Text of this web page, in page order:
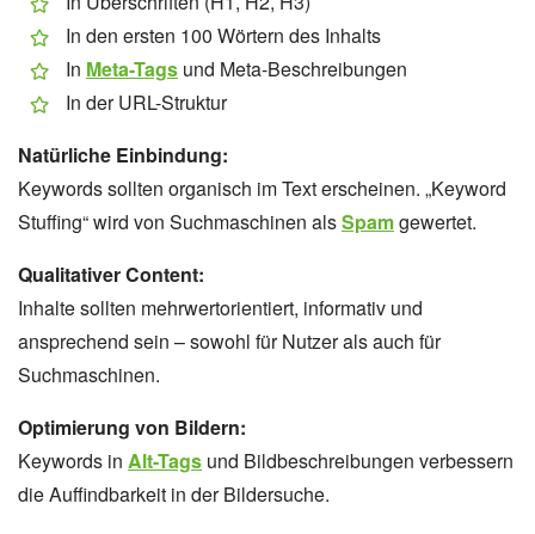
In den ersten 100 Wörtern des Inhalts
In Meta-Tags und Meta-Beschreibungen
In der URL-Struktur
Natürliche Einbindung:
Keywords sollten organisch im Text erscheinen. „Keyword
Stuffing“ wird von Suchmaschinen alsSpamgewertet.
Qualitativer Content:
Inhalte sollten mehrwertorientiert, informativ und
ansprechend sein – sowohl für Nutzer als auch für
Suchmaschinen.
Optimierung von Bildern:
Keywords in Alt-Tags und Bildbeschreibungen verbessern
die Auffindbarkeit in der Bildersuche.